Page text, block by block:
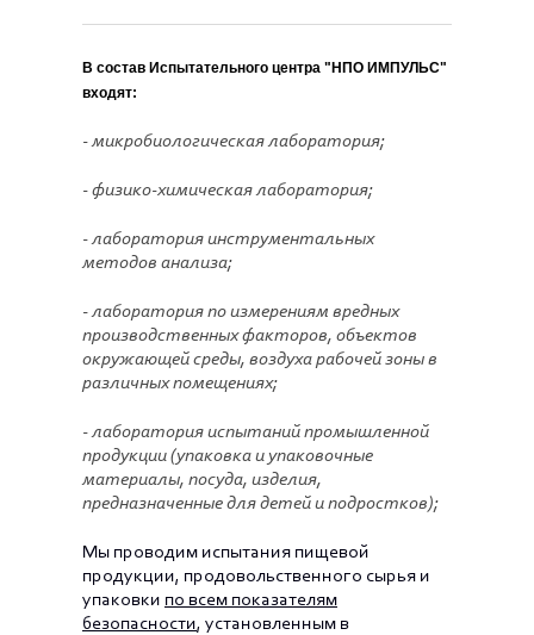
В состав Испытательного центра "НПО ИМПУЛЬС"
входят:
- микробиологическая лаборатория;
- физико-химическая лаборатория;
- лаборатория инструментальных
методов анализа;
-лаборатория по измерениям вредных
производственных факторов, объектов
окружающей среды, воздуха рабочей зоны в
различных помещениях;
- лаборатория испытаний промышленной
продукции (упаковка и упаковочные
материалы, посуда, изделия,
предназначенные для детей и подростков);
Мы проводим испытания пищевой
продукции, продовольственного сырья и
упаковки по всем показателям
безопасности, установленным в